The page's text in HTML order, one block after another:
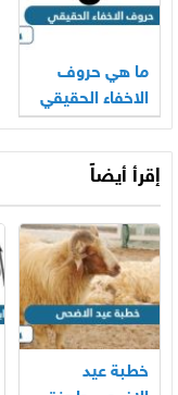
ما هي حروف
الاخفاء الحقيقي
إقرأ أيضاً
خطبة عيد